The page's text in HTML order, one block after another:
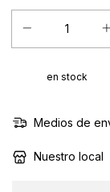
en stock
Medios de
Nuestro local